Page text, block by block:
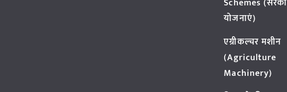
Schemes
योजनाएं)
एग्रीकल्चर मशीन
(Agriculture
Machinery)